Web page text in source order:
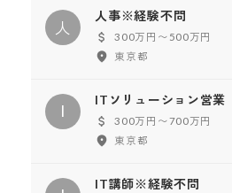
人
人事※経験不問
300万円〜500万円
東京都
I
ITソリューション営業
300万円〜700万円
東京都
IT講師※経験不問